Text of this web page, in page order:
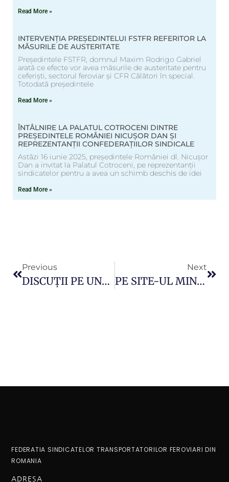
Read More »
INTERVENȚIA PREȘEDINTELUI FSTFR REFERITOR LA
MĂSURILE DE AUSTERITATE
Președintele FSTFR, domnul Maxim Rodrigo Gabriel
arată ce efecte vor avea măsurile de austeritate pentru
ceferiști, sectorul feroviar și CFR Călători în special.
Totodată președintele
Read More »
ÎNTÂLNIRE LA PALATUL COTROCENI DINTRE
PREȘEDINTELE ROMÂNIEI NICUȘOR DAN ȘI
REPREZENTANȚII CONFEDERAȚIILOR SINDICALE
Astăzi 16 iunie 2025, președintele României dl. Nicușor
Dan a invitat la Palatul Cotroceni, pe reprezentanții
sindicatelor pentru a avea un schimb deschis de idei
Read More »
Previous
DISCUȚII PE UNELE PREVEDERI DIN NOUA LEGE A PENSIILOR – FORMULA DE CALCUL, CONDIȚII SPECIALE
Next
PE SITE-UL MINISTERULUI MUNCII A FOST POSTAT PE TRANSPARENȚA DECIZIONALĂ PROIECTUL NOII LEGI A PENSIEI
FEDERATIA SINDICATELOR TRANSPORTATORILOR FEROVIARI DIN
ROMANIA
ADRESA